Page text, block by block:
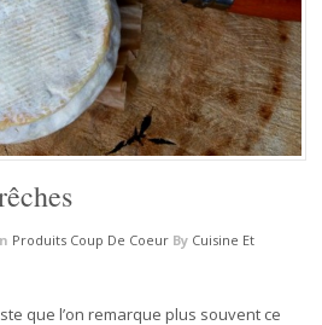
Produits Coup De Coeur By Cuisine Et
que l’on remarque plus souvent ce